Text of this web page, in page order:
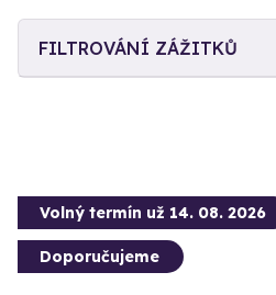
FILTROVÁNÍ ZÁŽITKŮ
Volný termín už 14. 08. 2026
Doporučujeme